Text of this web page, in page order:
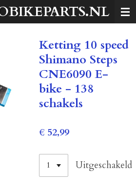
Ketting 10 speed
Shimano Steps
CNE6090 E-
bike - 138
schakels
€ 52,99
Uitgeschakeld